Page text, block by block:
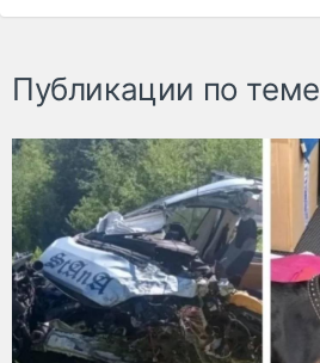
Публикации по теме